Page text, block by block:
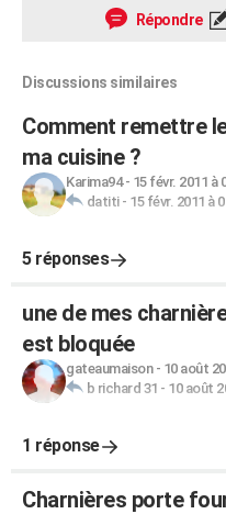
Répondre
Discussions similaires
Comment remettre
ma cuisine ?
Karima94- 15 févr. 2011 à
datiti- 15 févr. 2011 à
5 réponses
une de mes
est bloquée
gateaumaison- 10 août
b richard 31 - 10 août
1 réponse
Charnières porte